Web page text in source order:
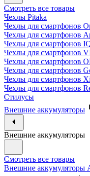
Смотреть все товары
Чехлы Pitaka
Чехлы для смартфонов
Чехлы для смартфонов
Чехлы для смартфонов
Чехлы для смартфонов
Чехлы для смартфонов
Чехлы для смартфонов
Чехлы для смартфонов
Чехлы для смартфонов
Стилусы
Внешние аккумуляторы
Внешние аккумуляторы
Смотреть все товары
Внешние аккумуляторы